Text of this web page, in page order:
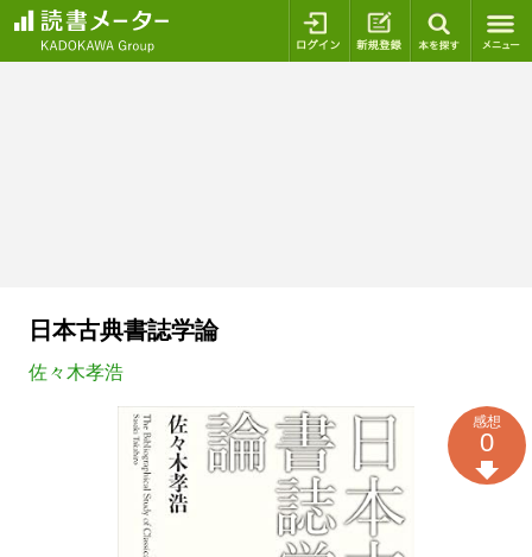
ログイン 新規登録
日本古典書誌学論
佐々木孝浩
感想
0